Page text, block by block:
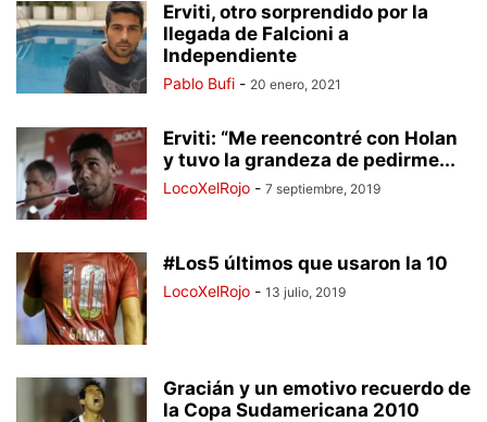
Erviti, otro sorprendido por la
llegada de Falcioni a
Independiente
Pablo Bufi - 20 enero, 2021
Erviti: “Me reencontré con Holan
y tuvo la grandeza de pedirme...
LocoXelRojo - 7 septiembre, 2019
#Los5 últimos que usaron la 10
LocoXelRojo - 13 julio, 2019
Gracián y un emotivo recuerdo de
la Copa Sudamericana 2010